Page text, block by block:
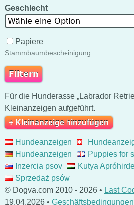
Geschlecht
Wähle eine Option
Papiere
Stammbaumbescheinigung.
Für die Hunderasse „Labrador
Kleinanzeigen aufgeführt.
+ Kleinanzeige hinzufügen
Hundeanzeigen
Hundeanzeigen
Puppies for
Inzercia psov
Kutya
Sprzedaż psów
© Dogva.com 2010 - 2026 • Last
19.04.2026 • Geschäftsbedingungen